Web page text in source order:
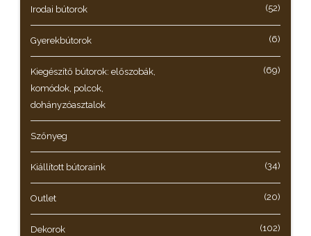
Irodai bútorok (52)
Gyerekbútorok (6)
Kiegészítő bútorok: előszobák,
komódok, polcok,
dohányzóasztalok
(69)
Szőnyeg
Kiállított bútoraink (34)
Outlet (20)
Dekorok (102)